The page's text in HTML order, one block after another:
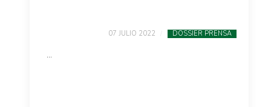
07 JULIO 2022 DOSSIER PRENSA
...